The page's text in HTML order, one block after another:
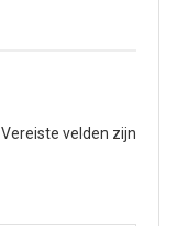
Vereiste velden zijn